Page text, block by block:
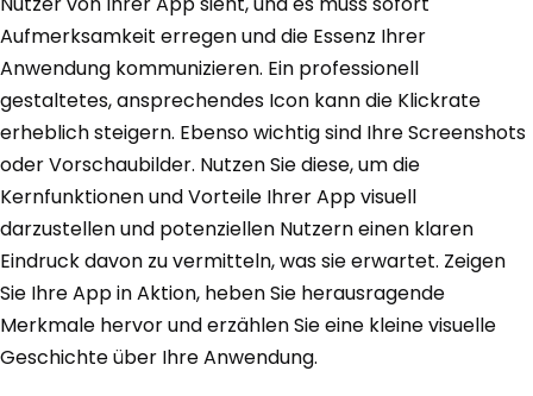
Aufmerksamkeit erregen und die Essenz Ihrer
Anwendung kommunizieren. Ein professionell
gestaltetes, ansprechendes Icon kann die Klickrate
erheblich steigern. Ebenso wichtig sind Ihre Screenshots
oder Vorschaubilder. Nutzen Sie diese, um die
Kernfunktionen und Vorteile Ihrer App visuell
darzustellen und potenziellen Nutzern einen klaren
Eindruck davon zu vermitteln, was sie erwartet. Zeigen
Sie Ihre App in Aktion, heben Sie herausragende
Merkmale hervor und erzählen Sie eine kleine visuelle
Geschichte über Ihre Anwendung.